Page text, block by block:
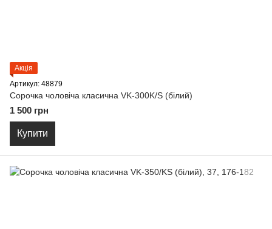
Акція
Артикул: 48879
Сорочка чоловіча класична VK-300K/S (білий)
1 500 грн
Купити